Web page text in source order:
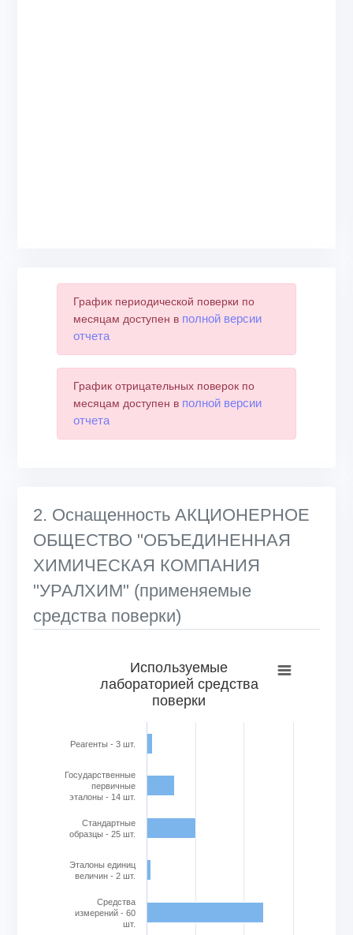
График периодической поверки по
месяцам доступен в полной версии
отчета
График отрицательных поверок по
месяцам доступен в полной версии
отчета
2. Оснащенность АКЦИОНЕРНОЕ
ОБЩЕСТВО "ОБЪЕДИНЕННАЯ
ХИМИЧЕСКАЯ КОМПАНИЯ
"УРАЛХИМ" (применяемые
средства поверки)
Bar chart with 6 bars.
View as data table, Используемые лабораторией
The chart has 1 X axis displaying categories.
The chart has 1 Y axis displaying Кол-во в шт.. Range: 0
Используемые
лабораторией средства
поверки
Реагенты - 3 шт.
Государственные
первичные
эталоны - 14 шт.
Стандартные
образцы - 25 шт.
Эталоны единиц
величин - 2 шт.
Cредства
измерений - 60
шт.